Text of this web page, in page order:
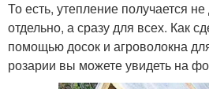
То есть, утепление получается
отдельно, а сразу для всех. Как
помощью досок и агроволокна
розарии вы можете увидеть на